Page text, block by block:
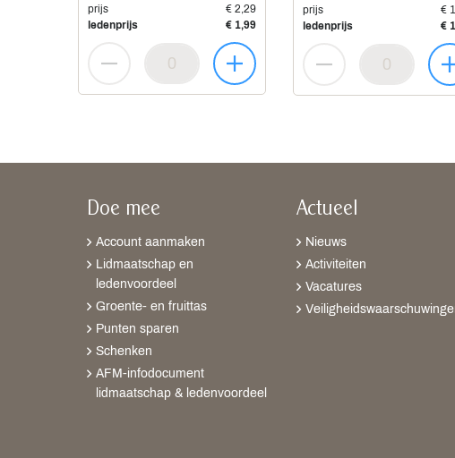
prijs
€ 2,29
ledenprijs
€ 1,99
prijs
€
ledenprijs
€
Doe mee
Account aanmaken
Lidmaatschap en
ledenvoordeel
Groente- en fruittas
Punten sparen
Schenken
AFM-infodocument
lidmaatschap & ledenvoordeel
Actueel
Nieuws
Activiteiten
Vacatures